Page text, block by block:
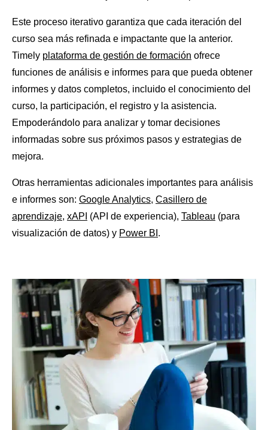
Este proceso iterativo garantiza que cada iteración del
curso sea más refinada e impactante que la anterior.
Timely plataforma de gestión de formación ofrece
funciones de análisis e informes para que pueda obtener
informes y datos completos, incluido el conocimiento del
curso, la participación, el registro y la asistencia.
Empoderándolo para analizar y tomar decisiones
informadas sobre sus próximos pasos y estrategias de
mejora.
Otras herramientas adicionales importantes para análisis
e informes son: Google Analytics, Casillero de
aprendizaje, xAPI (API de experiencia), Tableau (para
visualización de datos) y Power BI .